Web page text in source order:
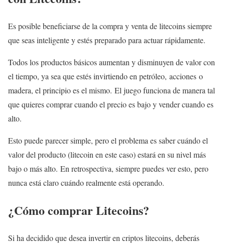
Es posible beneficiarse de la compra y venta de litecoins siempre
que seas inteligente y estés preparado para actuar rápidamente.
Todos los productos básicos aumentan y disminuyen de valor con
el tiempo, ya sea que estés invirtiendo en petróleo, acciones o
madera, el principio es el mismo. El juego funciona de manera tal
que quieres comprar cuando el precio es bajo y vender cuando es
alto.
Esto puede parecer simple, pero el problema es saber cuándo el
valor del producto (litecoin en este caso) estará en su nivel más
bajo o más alto. En retrospectiva, siempre puedes ver esto, pero
nunca está claro cuándo realmente está operando.
¿Cómo comprar Litecoins?
Si ha decidido que desea invertir en criptos litecoins, deberás